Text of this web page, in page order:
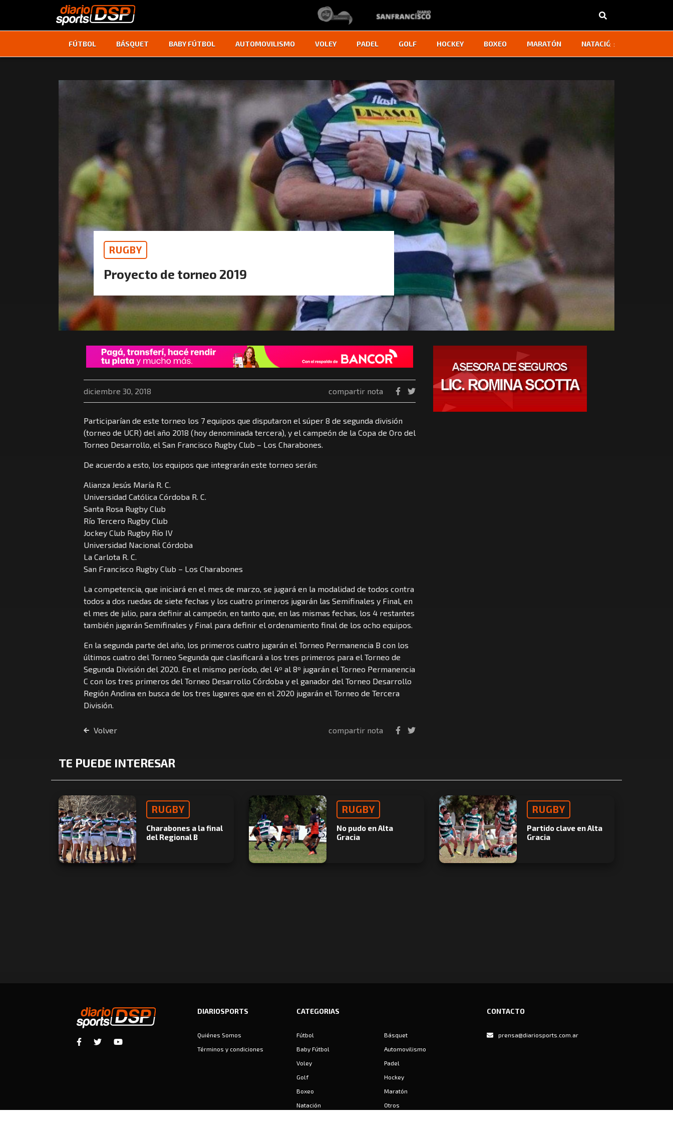
FÚTBOL BÁSQUET BABY FÚTBOL AUTOMOVILISMO VOLEY PADEL GOLF HOCKEY BOXEO MARATÓN NATACIÓN
‹ ›
RUGBY
Proyecto de torneo 2019
diciembre 30, 2018 compartir nota
Participarían de este torneo los 7 equipos que disputaron el súper 8 de segunda división
(torneo de UCR) del año 2018 (hoy denominada tercera), y el campeón de la Copa de Oro del
Torneo Desarrollo, el San Francisco Rugby Club – Los Charabones.
De acuerdo a esto, los equipos que integrarán este torneo serán:
Alianza Jesús María R. C.
Universidad Católica Córdoba R. C.
Santa Rosa Rugby Club
Río Tercero Rugby Club
Jockey Club Rugby Río IV
Universidad Nacional Córdoba
La Carlota R. C.
San Francisco Rugby Club – Los Charabones
La competencia, que iniciará en el mes de marzo, se jugará en la modalidad de todos contra
todos a dos ruedas de siete fechas y los cuatro primeros jugarán las Semifinales y Final, en
el mes de julio, para definir al campeón, en tanto que, en las mismas fechas, los 4 restantes
también jugarán Semifinales y Final para definir el ordenamiento final de los ocho equipos.
En la segunda parte del año, los primeros cuatro jugarán el Torneo Permanencia B con los
últimos cuatro del Torneo Segunda que clasificará a los tres primeros para el Torneo de
Segunda División del 2020. En el mismo período, del 4º al 8º jugarán el Torneo Permanencia
C con los tres primeros del Torneo Desarrollo Córdoba y el ganador del Torneo Desarrollo
Región Andina en busca de los tres lugares que en el 2020 jugarán el Torneo de Tercera
División.
Volver compartir nota
TE PUEDE INTERESAR
RUGBY
Charabones a la final
del Regional B
RUGBY
No pudo en Alta
Gracia
RUGBY
Partido clave en Alta
Gracia
DIARIOSPORTS
Quiénes Somos
Términos y condiciones
CATEGORIAS
Fútbol
Básquet
Baby Fútbol
Automovilismo
Voley
Padel
Golf
Hockey
Boxeo
Maratón
Natación
Otros
CONTACTO
prensa@diariosports.com.ar